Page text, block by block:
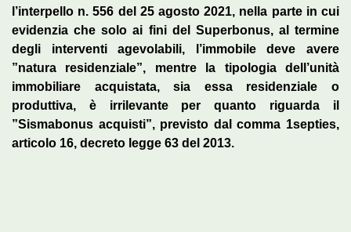
l’interpello n. 556 del 25 agosto 2021, nella parte in cui
evidenzia che solo ai fini del Superbonus, al termine
degli interventi agevolabili, l’immobile deve avere
”natura residenziale”, mentre la tipologia dell’unità
immobiliare acquistata, sia essa residenziale o
produttiva, è irrilevante per quanto riguarda il
”Sismabonus acquisti”, previsto dal comma 1septies,
articolo 16, decreto legge 63 del 2013.